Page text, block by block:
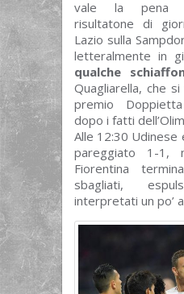
vale la pena
risultatone di
Lazio sulla
letteralmente in
qualche
Quagliarella, che
premio
dopo i fatti
Alle 12:30 Udinese
pareggiato 1-1,
Fiorentina
sbagliati,
interpretati un po’